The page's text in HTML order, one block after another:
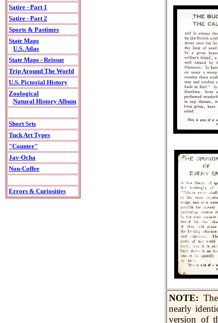
Satire - Part 1
Satire - Part 2
Sports & Pastimes
State Maps
U.S. Atlas
State Maps - Reissue
Trip Around The World
U.S. Pictorial History
Zoological
Natural History Album
Short Sets
Tuck Art Types
"Counter"
Jav-Ocha
Non-Coffee
Errors & Curiosities
NOTE:
nearly
version of